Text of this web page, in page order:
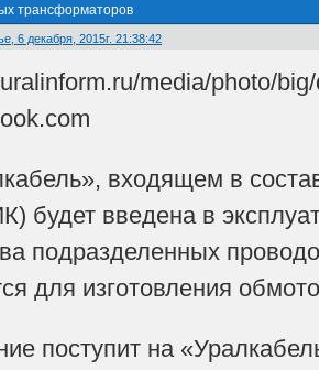
трансформаторов
6 декабря, 2015г. 21:38:42
входящем в
будет введена в
подразделенных
для изготовления
поступит на